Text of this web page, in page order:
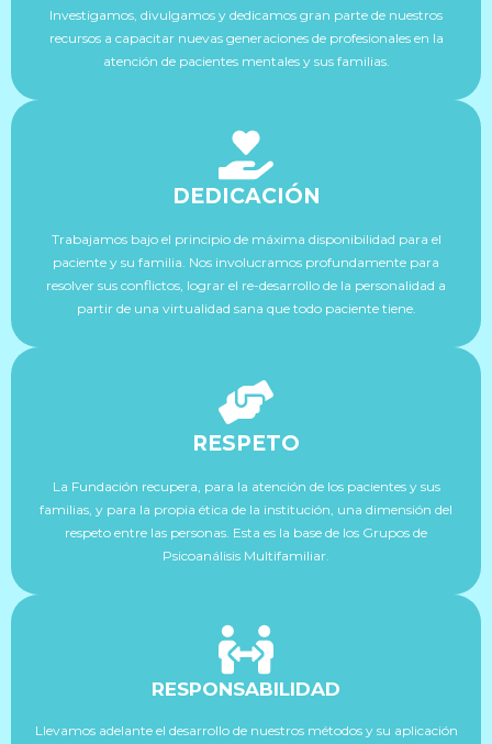
Investigamos, divulgamos y dedicamos gran parte de nuestros
recursos a capacitar nuevas generaciones de profesionales en la
atención de pacientes mentales y sus familias.
DEDICACIÓN
Trabajamos bajo el principio de máxima disponibilidad para el
paciente y su familia. Nos involucramos profundamente para
resolver sus conflictos, lograr el re-desarrollo de la personalidad a
partir de una virtualidad sana que todo paciente tiene.
RESPETO
La Fundación recupera, para la atención de los pacientes y sus
familias, y para la propia ética de la institución, una dimensión del
respeto entre las personas. Esta es la base de los Grupos de
Psicoanálisis Multifamiliar.
RESPONSABILIDAD
Llevamos adelante el desarrollo de nuestros métodos y su aplicación